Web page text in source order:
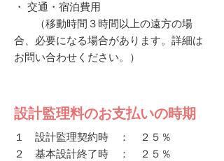
・ 交通・宿泊費用
（移動時間３時間以上の遠方の場
合、必要になる場合があります。詳細は
お問い合わせください。）
設計監理料のお支払いの時期
１ 設計監理契約時 ： ２５％
２ 基本設計終了時 ： ２５％